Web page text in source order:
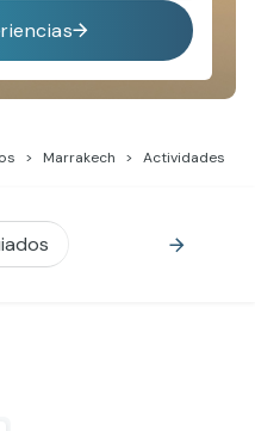
Marrakech Actividades
Tours en quad